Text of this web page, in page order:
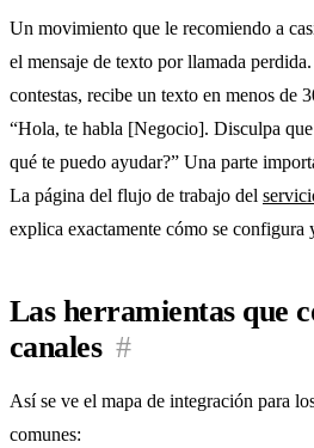
Un movimiento que le recomiendo a
el mensaje de texto por llamada
contestas, recibe un texto en menos de
“Hola, te habla [Negocio]. Disculpa
qué te puedo ayudar?” Una parte
La página del flujo de trabajo del
explica exactamente cómo se configura
Las herramientas que
canales #
Así se ve el mapa de integración para
comunes: